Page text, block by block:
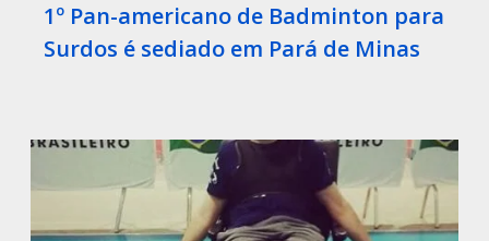
1º Pan-americano de Badminton para
Surdos é sediado em Pará de Minas